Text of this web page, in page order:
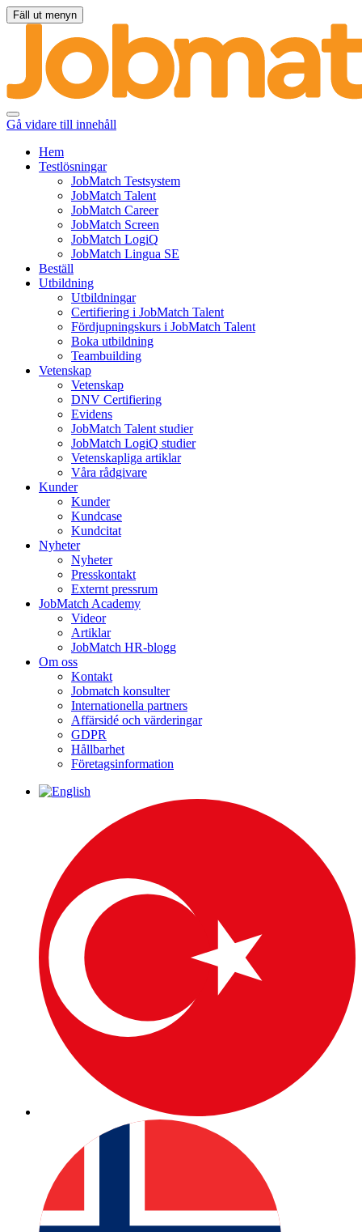
Fäll ut menyn
Gå vidare till innehåll
Hem
Testlösningar
JobMatch Testsystem
JobMatch Talent
JobMatch Career
JobMatch Screen
JobMatch LogiQ
JobMatch Lingua SE
Beställ
Utbildning
Utbildningar
Certifiering i JobMatch Talent
Fördjupningskurs i JobMatch Talent
Boka utbildning
Teambuilding
Vetenskap
Vetenskap
DNV Certifiering
Evidens
JobMatch Talent studier
JobMatch LogiQ studier
Vetenskapliga artiklar
Våra rådgivare
Kunder
Kunder
Kundcase
Kundcitat
Nyheter
Nyheter
Presskontakt
Externt pressrum
JobMatch Academy
Videor
Artiklar
JobMatch HR-blogg
Om oss
Kontakt
Jobmatch konsulter
Internationella partners
Affärsidé och värderingar
GDPR
Hållbarhet
Företagsinformation